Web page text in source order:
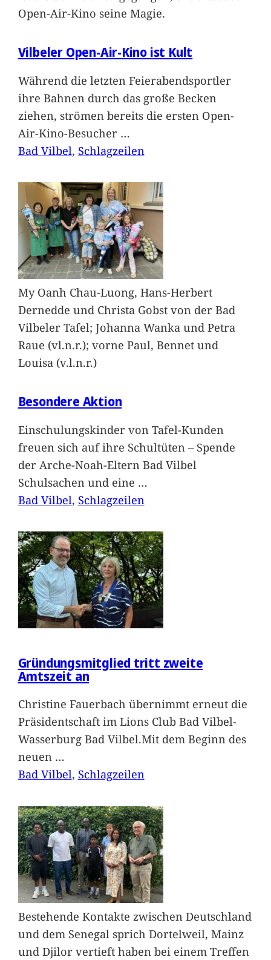
Open-Air-Kino seine Magie.
Vilbeler Open-Air-Kino ist Kult
Während die letzten Feierabendsportler
ihre Bahnen durch das große Becken
ziehen, strömen bereits die ersten Open-
Air-Kino-Besucher …
Bad Vilbel, Schlagzeilen
My Oanh Chau-Luong, Hans-Herbert
Dernedde und Christa Gobst von der Bad
Vilbeler Tafel; Johanna Wanka und Petra
Raue (vl.n.r.); vorne Paul, Bennet und
Louisa (v.l.n.r.)
Besondere Aktion
Einschulungskinder von Tafel-Kunden
freuen sich auf ihre Schultüten – Spende
der Arche-Noah-Eltern Bad Vilbel
Schulsachen und eine …
Bad Vilbel, Schlagzeilen
Gründungsmitglied tritt zweite
Amtszeit an
Christine Fauerbach übernimmt erneut die
Präsidentschaft im Lions Club Bad Vilbel-
Wasserburg Bad Vilbel.Mit dem Beginn des
neuen …
Bad Vilbel, Schlagzeilen
Bestehende Kontakte zwischen Deutschland
und dem Senegal sprich Dortelweil, Mainz
und Djilor vertieft haben bei einem Treffen